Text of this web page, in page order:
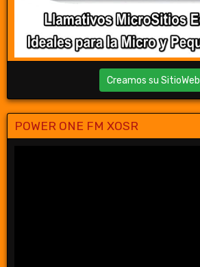
Creamos su SitioWeb
POWER ONE FM XOSR